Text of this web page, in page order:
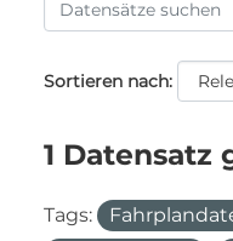
Sortieren nach
1 Datensatz
Tags: